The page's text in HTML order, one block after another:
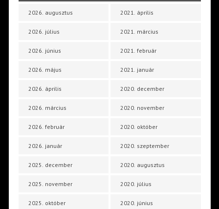
2026. augusztus
2026. július
2026. június
2026. május
2026. április
2026. március
2026. február
2026. január
2025. december
2025. november
2025. október
2021. április
2021. március
2021. február
2021. január
2020. december
2020. november
2020. október
2020. szeptember
2020. augusztus
2020. július
2020. június